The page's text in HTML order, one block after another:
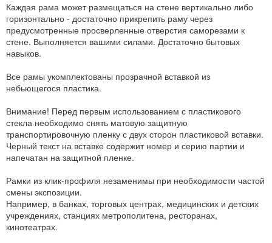
Каждая рама может размещаться на стене вертикально либо
горизонтально - достаточно прикрепить раму через
предусмотренные просверленные отверстия саморезами к
стене. Выполняется вашими силами. Достаточно бытовых
навыков.
Все рамы укомплектованы прозрачной вставкой из
небьющегося пластика.
Внимание! Перед первым использованием с пластикового
стекла необходимо снять матовую защитную
транспортировочную пленку с двух сторон пластиковой вставки.
Черный текст на вставке содержит номер и серию партии и
напечатан на защитной пленке.
Рамки из клик-профиля незаменимы при необходимости частой
смены экспозиции.
Например, в банках, торговых центрах, медицинских и детских
учреждениях, станциях метрополитена, ресторанах,
кинотеатрах.